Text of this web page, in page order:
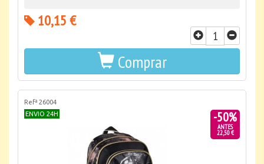
10,15 €
Comprar
Refª 26004
ENVIO 24H
-50%
ANTES
22,50 €